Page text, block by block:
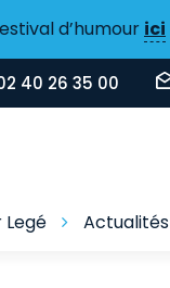
d’humour ici
40 26 35 00
Legé Actualités